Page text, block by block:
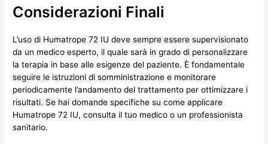
Considerazioni Finali
L’uso di Humatrope 72 IU deve sempre essere supervisionato
da un medico esperto, il quale sarà in grado di personalizzare
la terapia in base alle esigenze del paziente. È fondamentale
seguire le istruzioni di somministrazione e monitorare
periodicamente l’andamento del trattamento per ottimizzare i
risultati. Se hai domande specifiche su come applicare
Humatrope 72 IU, consulta il tuo medico o un professionista
sanitario.